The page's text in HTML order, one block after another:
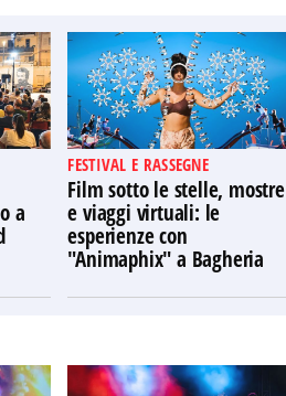
a
FESTIVAL E RASSEGNE
Film sotto le stelle, mostre
e viaggi virtuali: le
esperienze con
"Animaphix" a Bagheria